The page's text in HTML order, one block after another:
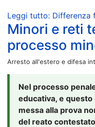
Leggi tutto: Differenza
Minori e reti
processo
Arresto all'estero e difesa
Nel processo
educativa, e
messa alla prova
del reato